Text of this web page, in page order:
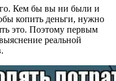
Кем бы вы ни были и
копить деньги, нужно
это. Поэтому первым
реальной